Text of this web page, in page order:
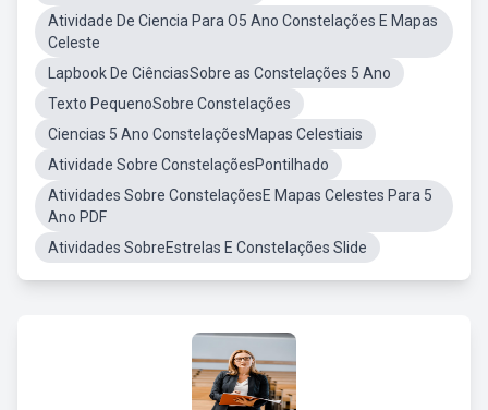
Atividade De Ciencia Para O5 Ano Constelações E Mapas
Celeste
Lapbook De CiênciasSobre as Constelações 5 Ano
Texto PequenoSobre Constelações
Ciencias 5 Ano ConstelaçõesMapas Celestiais
Atividade Sobre ConstelaçõesPontilhado
Atividades Sobre ConstelaçõesE Mapas Celestes Para 5
Ano PDF
Atividades SobreEstrelas E Constelações Slide